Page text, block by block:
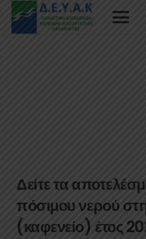
Δείτε τα
πόσιμου νερού
(καφενείο) έτος